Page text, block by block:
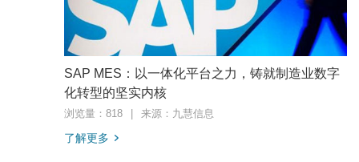
SAP MES：以一体化平台之力，铸就制造业数字
化转型的坚实内核
浏览量：818 来源：九慧信息
了解更多